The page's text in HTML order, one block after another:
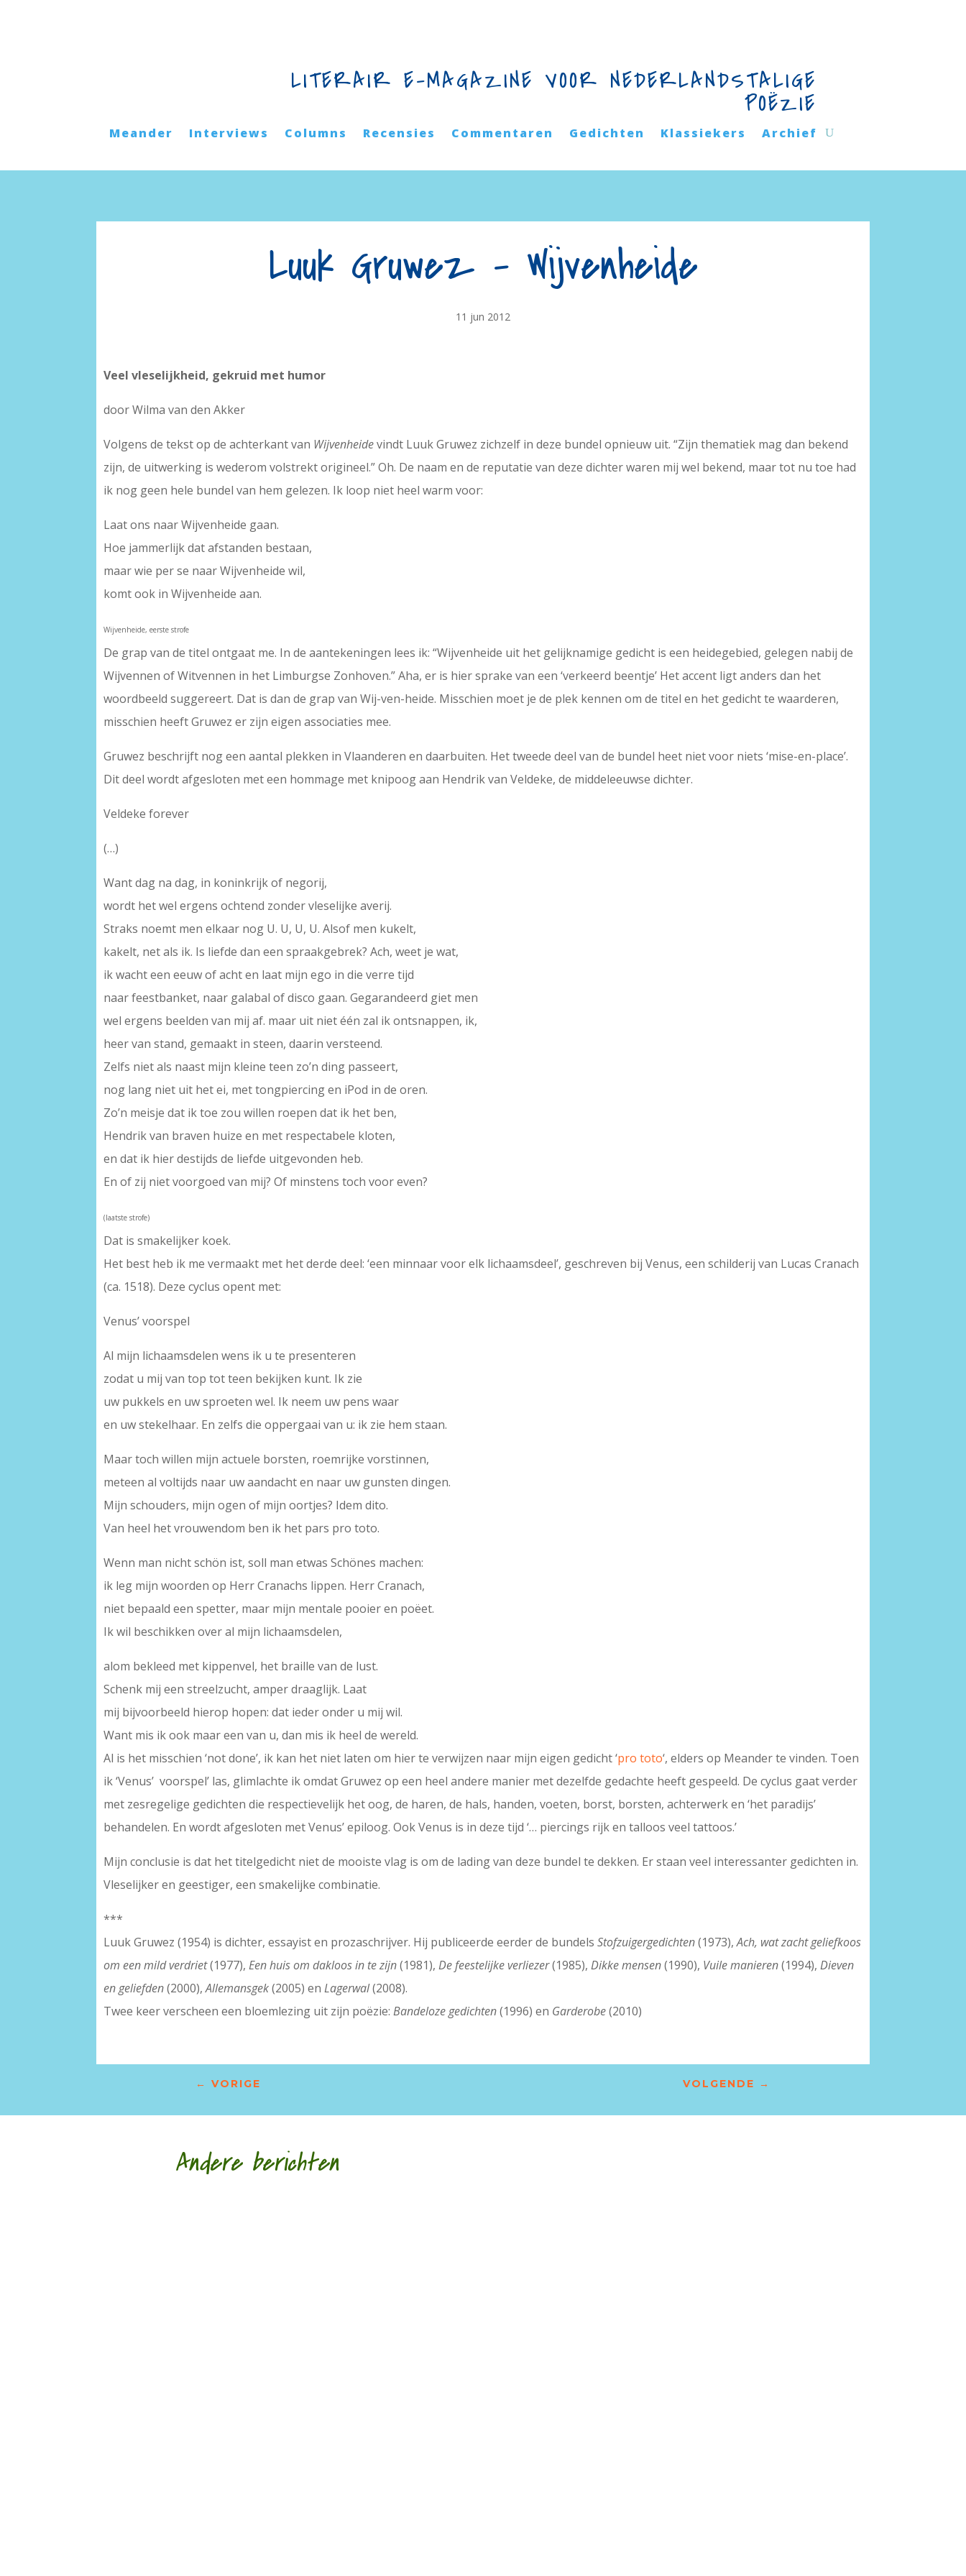
LITERAIR E-MAGAZINE VOOR NEDERLANDSTALIGE
POËZIE
Meander Interviews Columns Recensies Commentaren Gedichten Klassiekers Archief
Luuk Gruwez – Wijvenheide
11 jun 2012
Veel vleselijkheid, gekruid met humor
door Wilma van den Akker
Volgens de tekst op de achterkant van Wijvenheidevindt Luuk Gruwez zichzelf in deze bundel opnieuw uit. “Zijn thematiek mag dan bekend
zijn, de uitwerking is wederom volstrekt origineel.” Oh. De naam en de reputatie van deze dichter waren mij wel bekend, maar tot nu toe had
ik nog geen hele bundel van hem gelezen. Ik loop niet heel warm voor:
Laat ons naar Wijvenheide gaan.
Hoe jammerlijk dat afstanden bestaan,
maar wie per se naar Wijvenheide wil,
komt ook in Wijvenheide aan.
Wijvenheide, eerste strofe
De grap van de titel ontgaat me. In de aantekeningen lees ik: “Wijvenheide uit het gelijknamige gedicht is een heidegebied, gelegen nabij de
Wijvennen of Witvennen in het Limburgse Zonhoven.” Aha, er is hier sprake van een ‘verkeerd beentje’ Het accent ligt anders dan het
woordbeeld suggereert. Dat is dan de grap van Wij-ven-heide. Misschien moet je de plek kennen om de titel en het gedicht te waarderen,
misschien heeft Gruwez er zijn eigen associaties mee.
Gruwez beschrijft nog een aantal plekken in Vlaanderen en daarbuiten. Het tweede deel van de bundel heet niet voor niets ‘mise-en-place’.
Dit deel wordt afgesloten met een hommage met knipoog aan Hendrik van Veldeke, de middeleeuwse dichter.
Veldeke forever
(…)
Want dag na dag, in koninkrijk of negorij,
wordt het wel ergens ochtend zonder vleselijke averij.
Straks noemt men elkaar nog U. U, U, U. Alsof men kukelt,
kakelt, net als ik. Is liefde dan een spraakgebrek? Ach, weet je wat,
ik wacht een eeuw of acht en laat mijn ego in die verre tijd
naar feestbanket, naar galabal of disco gaan. Gegarandeerd giet men
wel ergens beelden van mij af. maar uit niet één zal ik ontsnappen, ik,
heer van stand, gemaakt in steen, daarin versteend.
Zelfs niet als naast mijn kleine teen zo’n ding passeert,
nog lang niet uit het ei, met tongpiercing en iPod in de oren.
Zo’n meisje dat ik toe zou willen roepen dat ik het ben,
Hendrik van braven huize en met respectabele kloten,
en dat ik hier destijds de liefde uitgevonden heb.
En of zij niet voorgoed van mij? Of minstens toch voor even?
(laatste strofe)
Dat is smakelijker koek.
Het best heb ik me vermaakt met het derde deel: ‘een minnaar voor elk lichaamsdeel’, geschreven bij Venus, een schilderij van Lucas Cranach
(ca. 1518). Deze cyclus opent met:
Venus’ voorspel
Al mijn lichaamsdelen wens ik u te presenteren
zodat u mij van top tot teen bekijken kunt. Ik zie
uw pukkels en uw sproeten wel. Ik neem uw pens waar
en uw stekelhaar. En zelfs die oppergaai van u: ik zie hem staan.
Maar toch willen mijn actuele borsten, roemrijke vorstinnen,
meteen al voltijds naar uw aandacht en naar uw gunsten dingen.
Mijn schouders, mijn ogen of mijn oortjes? Idem dito.
Van heel het vrouwendom ben ik het pars pro toto.
Wenn man nicht schön ist, soll man etwas Schönes machen:
ik leg mijn woorden op Herr Cranachs lippen. Herr Cranach,
niet bepaald een spetter, maar mijn mentale pooier en poëet.
Ik wil beschikken over al mijn lichaamsdelen,
alom bekleed met kippenvel, het braille van de lust.
Schenk mij een streelzucht, amper draaglijk. Laat
mij bijvoorbeeld hierop hopen: dat ieder onder u mij wil.
Want mis ik ook maar een van u, dan mis ik heel de wereld.
Al is het misschien ‘not done’, ik kan het niet laten om hier te verwijzen naar mijn eigen gedicht ‘pro toto‘, elders op Meander te vinden. Toen
ik ‘Venus’ voorspel’ las, glimlachte ik omdat Gruwez op een heel andere manier met dezelfde gedachte heeft gespeeld. De cyclus gaat verder
met zesregelige gedichten die respectievelijk het oog, de haren, de hals, handen, voeten, borst, borsten, achterwerk en ‘het paradijs’
behandelen. En wordt afgesloten met Venus’ epiloog. Ook Venus is in deze tijd ‘… piercings rijk en talloos veel tattoos.’
Mijn conclusie is dat het titelgedicht niet de mooiste vlag is om de lading van deze bundel te dekken. Er staan veel interessanter gedichten in.
Vleselijker en geestiger, een smakelijke combinatie.
***
Luuk Gruwez (1954) is dichter, essayist en prozaschrijver. Hij publiceerde eerder de bundelsStofzuigergedichten(1973),Ach, wat zacht geliefkoos
om een mild verdriet(1977),Een huis om dakloos in te zijn(1981),De feestelijke verliezer(1985),Dikke mensen(1990), Vuile manieren(1994),Dieven
en geliefden(2000),Allemansgek(2005) enLagerwal(2008).
Twee keer verscheen een bloemlezing uit zijn poëzie:Bandeloze gedichten(1996) en Garderobe(2010)
← VORIGE VOLGENDE →
Andere berichten